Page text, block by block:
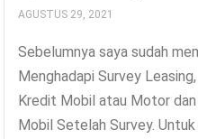
AGUSTUS 29, 2021
Sebelumnya saya sudah
Menghadapi Survey
Kredit Mobil atau Motor
Mobil Setelah Survey.